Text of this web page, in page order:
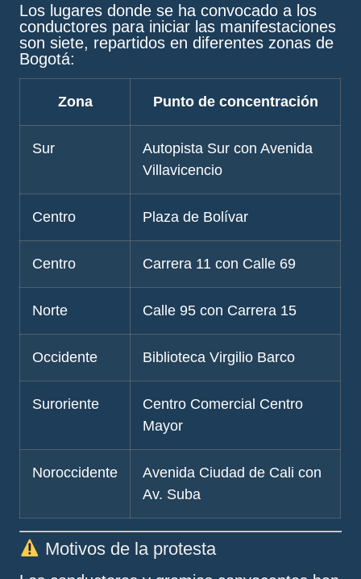
Los lugares donde se ha convocado a los
conductores para iniciar las manifestaciones
son siete, repartidos en diferentes zonas de
Bogotá:
Zona Punto de concentración
Sur
Autopista Sur con Avenida
Villavicencio
Centro Plaza de Bolívar
Centro Carrera 11 con Calle 69
Norte Calle 95 con Carrera 15
Occidente Biblioteca Virgilio Barco
Suroriente
Centro Comercial Centro
Mayor
Noroccidente
Avenida Ciudad de Cali con
Av. Suba
Motivos de la protesta